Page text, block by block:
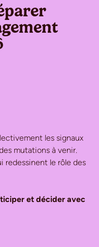
les signaux
mutations à venir.
redessinent le rôle des
et décider avec